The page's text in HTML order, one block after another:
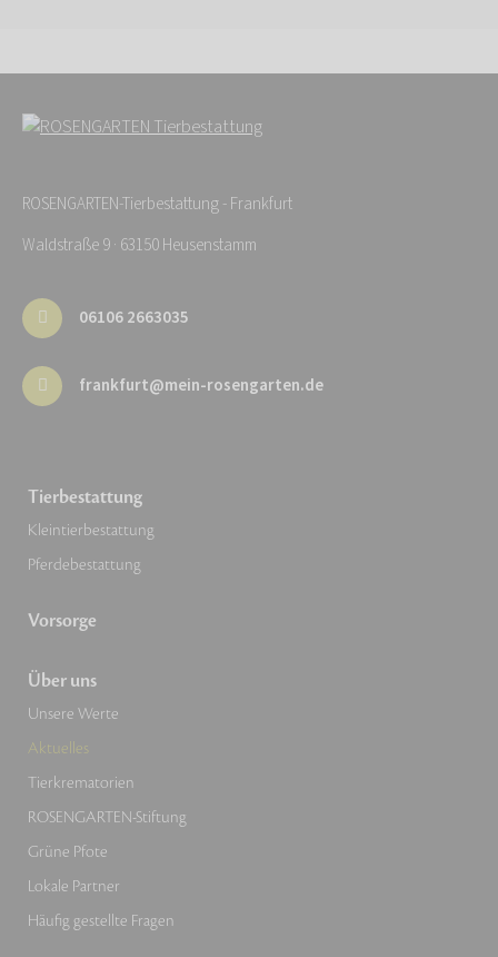
ROSENGARTEN-Tierbestattung - Frankfurt
Waldstraße 9 · 63150 Heusenstamm
06106 2663035
frankfurt@mein-rosengarten.de
Tierbestattung
Kleintierbestattung
Pferdebestattung
Vorsorge
Über uns
Unsere Werte
Aktuelles
Tierkrematorien
ROSENGARTEN-Stiftung
Grüne Pfote
Lokale Partner
Häufig gestellte Fragen